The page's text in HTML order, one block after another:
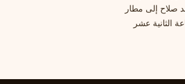
صلاح إلى مطار
الثانية عشر